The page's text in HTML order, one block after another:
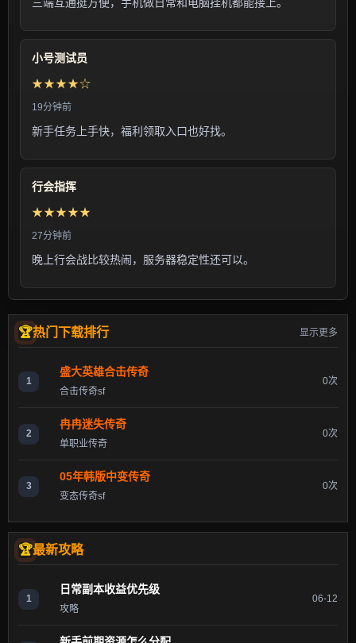
小号测试员
★★★★☆
19分钟前
新手任务上手快，福利领取入口也好找。
行会指挥
★★★★★
27分钟前
晚上行会战比较热闹，服务器稳定性还可以。
热门下载排行 显示更多
1
盛大英雄合击传奇
合击传奇sf
0次
2
冉冉迷失传奇
单职业传奇
0次
3
05年韩版中变传奇
变态传奇sf
0次
最新攻略
1
日常副本收益优先级
攻略
06-12